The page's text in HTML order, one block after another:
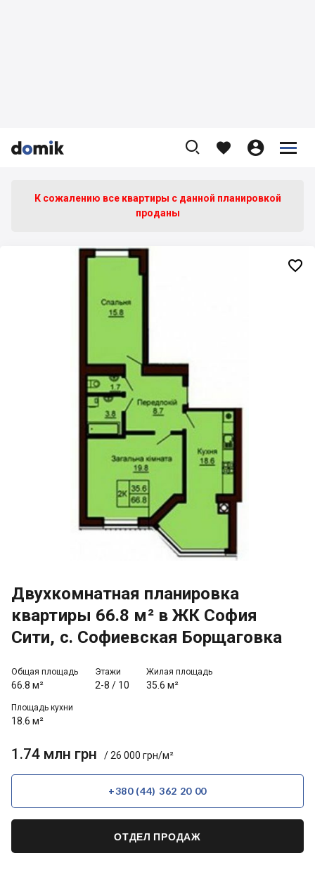


    


К сожалению все квартиры c данной планировкой
проданы
Двухкомнатная планировка
квартиры 66.8 м² в ЖК София
Сити, с. Софиевская Борщаговка
Общая площадь
66.8 м²
Этажи
2-8 / 10
Жилая площадь
35.6 м²
Площадь кухни
18.6 м²
1.74 млн грн / 26 000 грн/м²
+380 (44) 362 20 00
ОТДЕЛ ПРОДАЖ
